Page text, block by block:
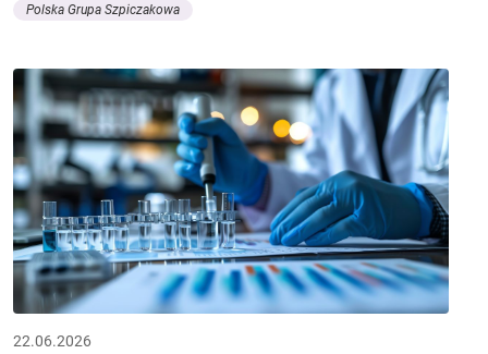
Polska Grupa Szpiczakowa
22.06.2026